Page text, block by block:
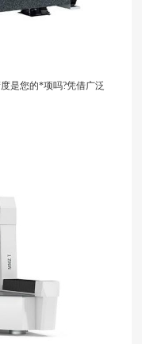
是您的*项吗?凭借广泛